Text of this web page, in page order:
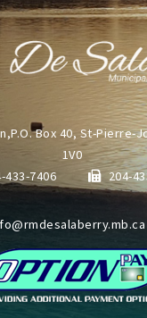
Box 40, St-Pierre-
1V0
433-7406
204-